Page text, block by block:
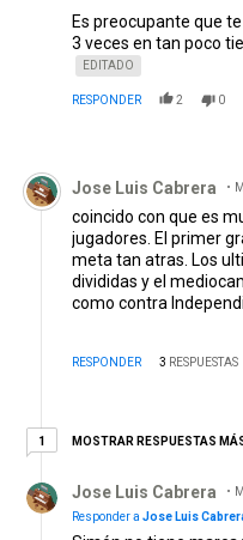
Es preocupante que
3 veces en tan poco
EDITADO
RESPONDER 2 0
Comentario de Jose Luis
Jose Luis Cabrera
coincido con que es mucho más del técnico que de los
jugadores. El primer
meta tan atras. Los
divididas y el
como contra
Libertad (allá).Si no
es Fonseca y
recuperación y como
RESPONDER 3 RESPUESTAS
11 respuesta más
MOSTRAR RESPUESTAS
Jose Luis Cabrera
Responder a Jose Luis